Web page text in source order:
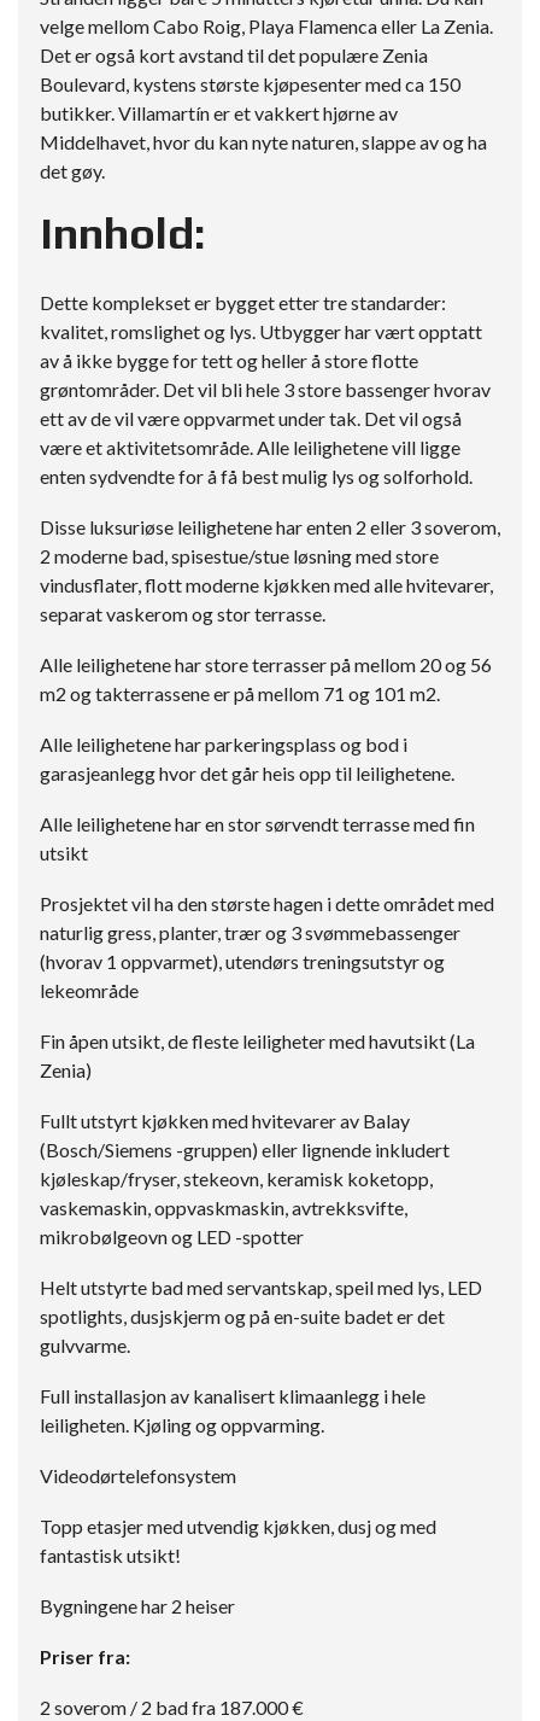
velge mellom Cabo Roig, Playa Flamenca eller La Zenia.
Det er også kort avstand til det populære Zenia
Boulevard, kystens største kjøpesenter med ca 150
butikker. Villamartín er et vakkert hjørne av
Middelhavet, hvor du kan nyte naturen, slappe av og ha
det gøy.
Innhold:
Dette komplekset er bygget etter tre standarder:
kvalitet, romslighet og lys. Utbygger har vært opptatt
av å ikke bygge for tett og heller å store flotte
grøntområder. Det vil bli hele 3 store bassenger hvorav
ett av de vil være oppvarmet under tak. Det vil også
være et aktivitetsområde. Alle leilighetene vill ligge
enten sydvendte for å få best mulig lys og solforhold.
Disse luksuriøse leilighetene har enten 2 eller 3 soverom,
2 moderne bad, spisestue/stue løsning med store
vindusflater, flott moderne kjøkken med alle hvitevarer,
separat vaskerom og stor terrasse.
Alle leilighetene har store terrasser på mellom 20 og 56
m2 og takterrassene er på mellom 71 og 101 m2.
Alle leilighetene har parkeringsplass og bod i
garasjeanlegg hvor det går heis opp til leilighetene.
Alle leilighetene har en stor sørvendt terrasse med fin
utsikt
Prosjektet vil ha den største hagen i dette området med
naturlig gress, planter, trær og 3 svømmebassenger
(hvorav 1 oppvarmet), utendørs treningsutstyr og
lekeområde
Fin åpen utsikt, de fleste leiligheter med havutsikt (La
Zenia)
Fullt utstyrt kjøkken med hvitevarer av Balay
(Bosch/Siemens -gruppen) eller lignende inkludert
kjøleskap/fryser, stekeovn, keramisk koketopp,
vaskemaskin, oppvaskmaskin, avtrekksvifte,
mikrobølgeovn og LED -spotter
Helt utstyrte bad med servantskap, speil med lys, LED
spotlights, dusjskjerm og på en-suite badet er det
gulvvarme.
Full installasjon av kanalisert klimaanlegg i hele
leiligheten. Kjøling og oppvarming.
Videodørtelefonsystem
Topp etasjer med utvendig kjøkken, dusj og med
fantastisk utsikt!
Bygningene har 2 heiser
Priser fra:
2 soverom / 2 bad fra 187.000 €